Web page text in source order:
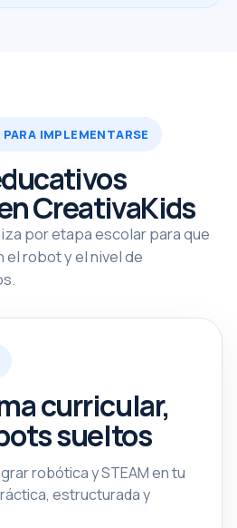
IMPLEMENTARSE
CreativaKids
por etapa escolar para que
robot y el nivel de
curricular,
sueltos
robótica y STEAM en tu
estructurada y